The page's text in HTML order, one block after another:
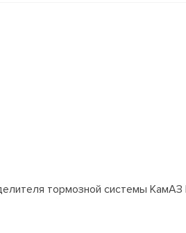
тормозной системы КамАЗ